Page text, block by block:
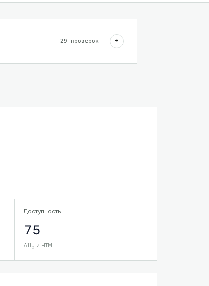
29 проверок +
Доступность
75
A11y и HTML